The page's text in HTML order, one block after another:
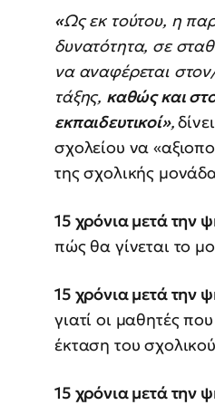
«Ως εκ τούτου, η
δυνατότητα, σε
να αναφέρεται
τάξης, καθώς και
εκπαιδευτικοί»,
σχολείου να
της σχολικής
15 χρόνια μετά την
πώς θα γίνεται το
15 χρόνια μετά την
γιατί οι μαθητές
έκταση του
15 χρόνια μετά την